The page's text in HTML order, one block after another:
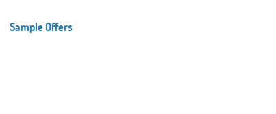
Sample Offers